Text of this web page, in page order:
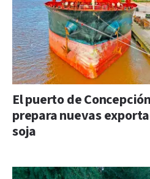
El puerto de
prepara nuevas
soja